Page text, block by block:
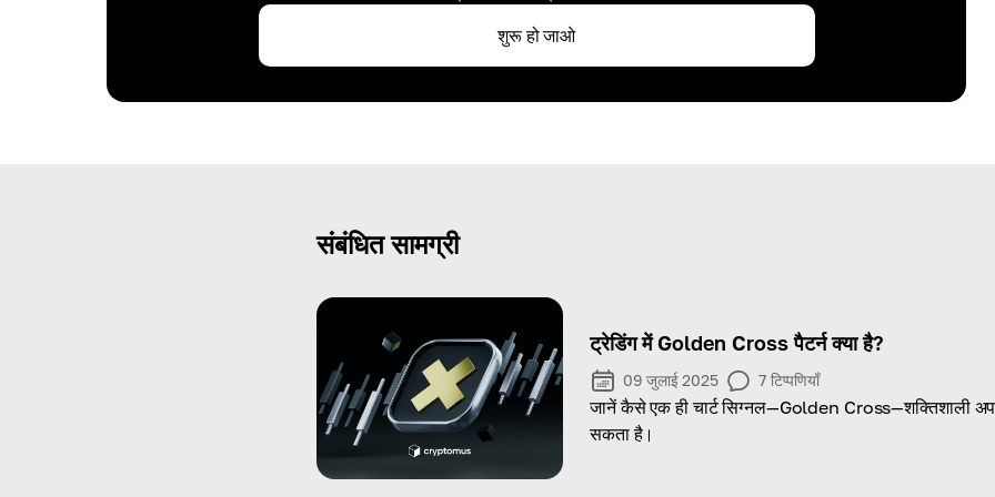
शुरू हो जाओ
संबंधित सामग्री
ट्रेडिंग में Golden Cross पैटर्न क्या है?
09 जुलाई 2025 7 टिप्पणियाँ
जानें कैसे एक ही चार्ट सिग्नल—Golden Cross—शक्तिशाली
सकता है।